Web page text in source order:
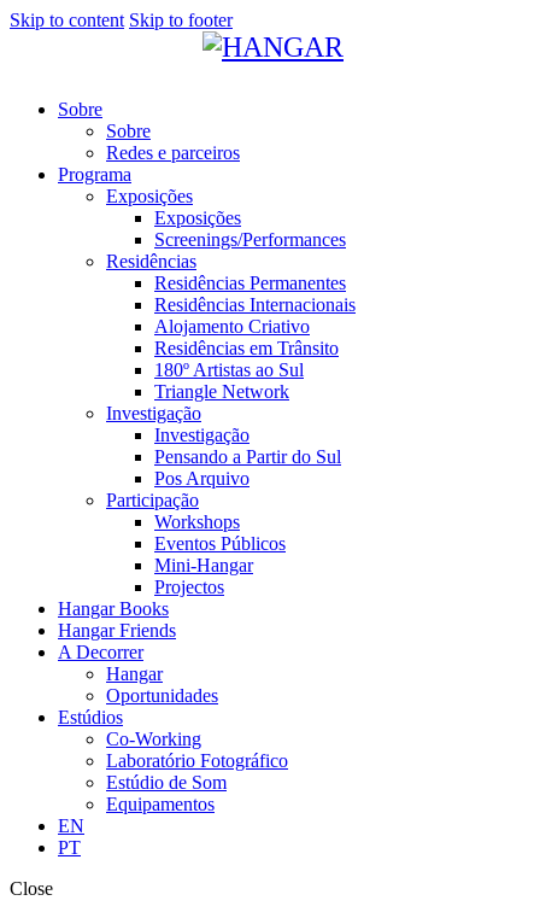
Skip to content Skip to footer
Sobre
Sobre
Redes e parceiros
Programa
Exposições
Exposições
Screenings/Performances
Residências
Residências Permanentes
Residências Internacionais
Alojamento Criativo
Residências em Trânsito
180º Artistas ao Sul
Triangle Network
Investigação
Investigação
Pensando a Partir do Sul
Pos Arquivo
Participação
Workshops
Eventos Públicos
Mini-Hangar
Projectos
Hangar Books
Hangar Friends
A Decorrer
Hangar
Oportunidades
Estúdios
Co-Working
Laboratório Fotográfico
Estúdio de Som
Equipamentos
EN
PT
Close